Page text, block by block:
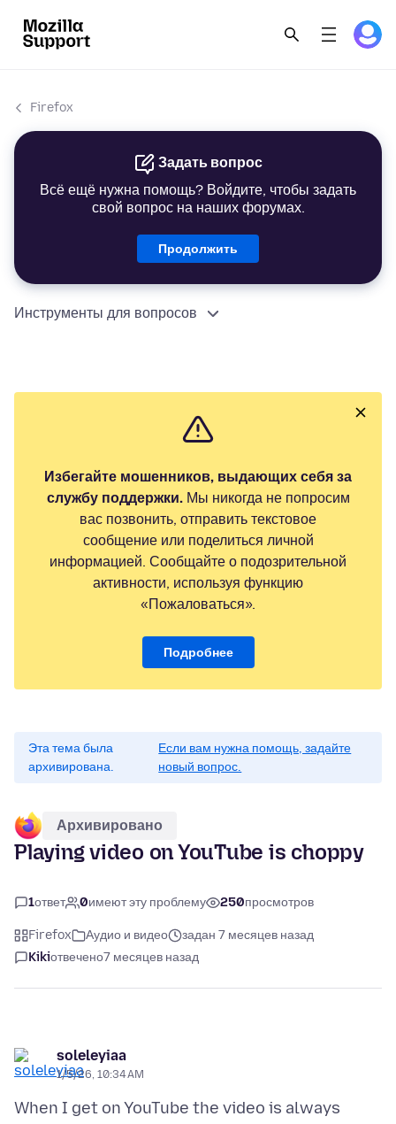
Firefox
Задать вопрос
Всё ещё нужна помощь? Войдите, чтобы задать
свой вопрос на наших форумах.
Продолжить
Инструменты для вопросов
Избегайте мошенников, выдающих себя за
службу поддержки.Мы никогда не попросим
вас позвонить, отправить текстовое
сообщение или поделиться личной
информацией. Сообщайте о подозрительной
активности, используя функцию
«Пожаловаться».
Подробнее
Эта тема была
архивирована.
Если вам нужна помощь, задайте
новый вопрос.
Архивировано
Playing video on YouTube is choppy
1ответ 0имеют эту проблему 250просмотров
Firefox Аудио и видео
задан 7 месяцев назад
Kikiотвечено7 месяцев назад
soleleyiaa
1/5/26, 10:34 AM
When I get on YouTube the video is always